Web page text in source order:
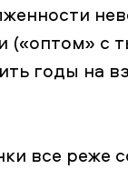
(«оптом» с
годы на
все реже